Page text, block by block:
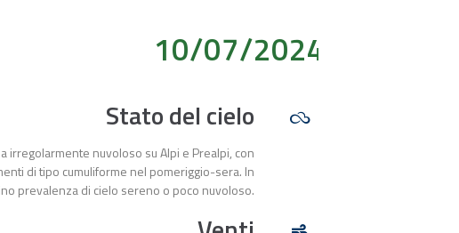
10/07/2024 00:00:00
Stato del cielo
irregolarmente nuvoloso su Alpi e Prealpi, con
di tipo cumuliforme nel pomeriggio-sera. In
prevalenza di cielo sereno o poco nuvoloso.